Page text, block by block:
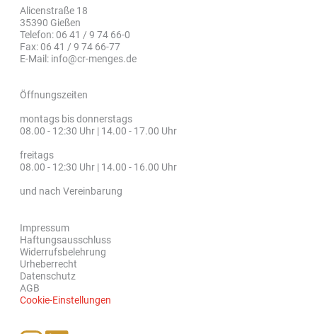
Alicenstraße 18
35390 Gießen
Telefon: 06 41 / 9 74 66-0
Fax: 06 41 / 9 74 66-77
E-Mail: info@cr-menges.de
Öffnungszeiten
montags bis donnerstags
08.00 - 12:30 Uhr | 14.00 - 17.00 Uhr
freitags
08.00 - 12:30 Uhr | 14.00 - 16.00 Uhr
und nach Vereinbarung
Impressum
Haftungsausschluss
Widerrufsbelehrung
Urheberrecht
Datenschutz
AGB
Cookie-Einstellungen